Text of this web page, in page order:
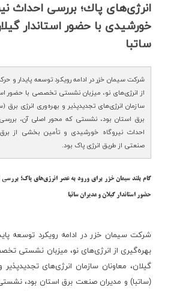
انرژی‌های پاك؛ بررسی احداث
خورشیدی با حضور استاندار
ساتبا
شرکت سیمان خزر در ادامه رویکرد توسعه پایدار و
از انرژی‌های نو، میزبان نشستی تخصصی با حضور
سازمان انرژی‌های تجدیدپذیر و بهره‌وری انرژی برق
برق استان بود، نشستی که محور اصلی آن،
احداث نیروگاه خورشیدی و تأمین بخشی از برق
صنعتی از طریق انرژی پاک بود.
گام بلند سیمان خزر برای ورود به عصر انرژی‌های پاک؛ بررسی
حضور استاندار گیلان و مدیران ساتبا
شرکت سیمان خزر در ادامه رویکرد توسعه
بهره‌گیری از انرژی‌های نو، میزبان نشستی
گیلان، معاونان سازمان انرژی‌های تجدیدپذیر
(ساتبا) و مدیران صنعت برق استان بود،